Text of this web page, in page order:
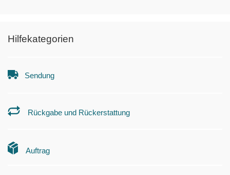
Hilfekategorien
Sendung
Rückgabe und Rückerstattung
Auftrag